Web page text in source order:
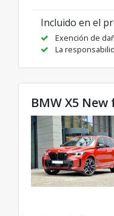
Incluido en el
Exención de
La
BMW X5